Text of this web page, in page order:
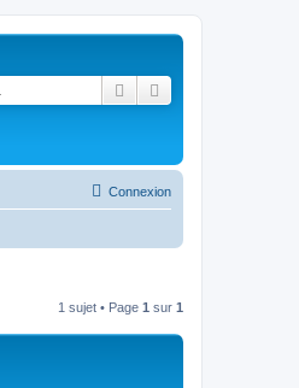
Rechercher
Connexion
1 sujet • Page 1 sur 1